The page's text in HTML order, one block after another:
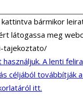
bármikor
látogassa meg
tajekoztato/
A lenti
céljából továbbítják
itt.